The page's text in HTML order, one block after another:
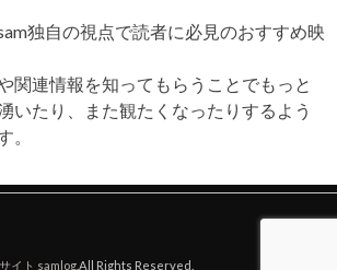
独自の視点で読者に必見のおすすめ映
関連情報を知ってもらうことでもっと
いたり、また観たくなったりするよう
。
イト samlog.All Rights Reserved.